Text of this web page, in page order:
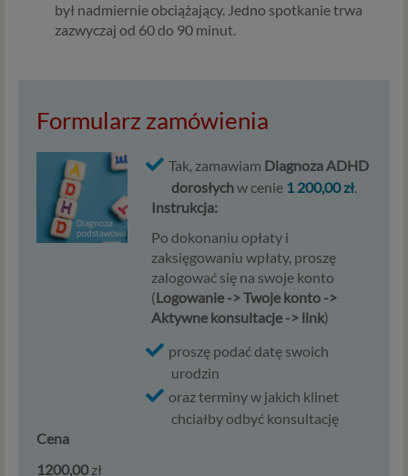
był nadmiernie obciążający. Jedno spotkanie trwa
zazwyczaj od 60 do 90 minut.
Formularz zamówienia
Tak, zamawiam Diagnoza ADHD
dorosłychw cenie 1 200,00 zł.
Instrukcja:
Po dokonaniu opłaty i
zaksięgowaniu wpłaty, proszę
zalogować się na swoje konto
(Logowanie -> Twoje konto ->
Aktywne konsultacje -> link)
proszę podać datę swoich
urodzin
oraz terminy w jakich klinet
chciałby odbyć konsultację
Cena
1200,00zł
istnienia podstawy do ich przetwarzania – czyli w
przypadku udzielenia zgody do momentu jej cofnięcia,
wykonywania, a w przypadku, gdy podstawą
przetwarzania danych jest uzasadniony interes
administratora – do czasu istnienia tego uzasadnionego
interesu.
Administratorzy
Administratorami Twoich danych osobowych Psychology
Consulting Aneta Styńska właściciel serwisu
internetowego Psychorada.pl. Pełne dane administratora
możesz sprawdzić wchodząc na podstrone Kontakt.
Znajdziesz tam również informację o naszych Zaufanych
Partnerach, czyli firmach i innych podmiotów, z którymi
współpracujemy głównie w zakresie administracyjnym,
technologicznym koniecznym do prowadzenia serwisu i
Przekazywanie danych
Twoje dane będą przetwarzać Psychology Consulting